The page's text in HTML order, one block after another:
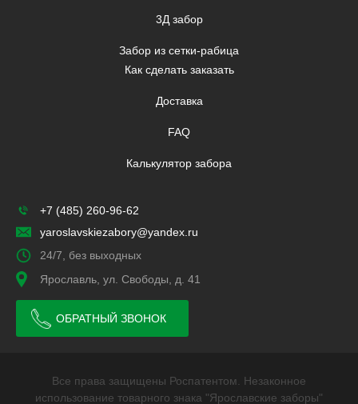
3Д забор
Забор из сетки-рабица
Как сделать заказать
Доставка
FAQ
Калькулятор забора
+7 (485) 260-96-62
yaroslavskiezabory@yandex.ru
24/7, без выходных
Ярославль, ул. Свободы, д. 41
ОБРАТНЫЙ ЗВОНОК
Все права защищены Роспатентом. Незаконное
использование товарного знака "Ярославские заборы"